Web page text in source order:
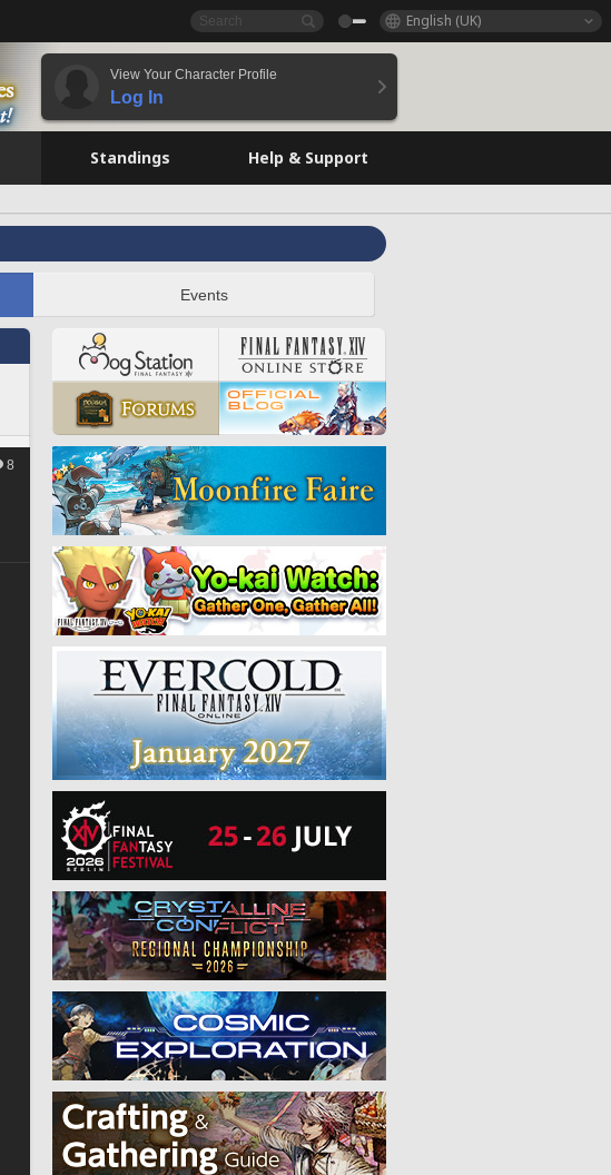
English (UK)
View Your Character Profile
Log In
Standings Help & Support
Events
8